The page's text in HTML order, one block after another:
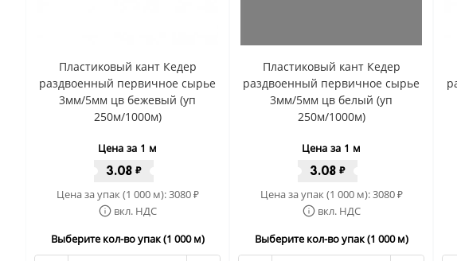
Пластиковый кант Кедер
раздвоенный первичное сырье
3мм/5мм цв бежевый (уп
250м/1000м)
Цена за 1 м
3.08 ₽
Цена за упак (1 000 м):3080₽
вкл. НДС
Выберите кол-во упак (1 000 м)
Пластиковый кант Кедер
раздвоенный первичное сырье
3мм/5мм цв белый (уп
250м/1000м)
Цена за 1 м
3.08 ₽
Цена за упак (1 000 м):3080₽
вкл. НДС
Выберите кол-во упак (1 000 м)